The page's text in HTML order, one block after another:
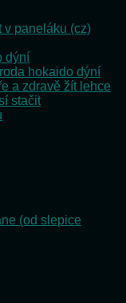
v paneláku (cz)
dýní
hokaido dýní
a zdravě žít lehce
stačit
(od slepice